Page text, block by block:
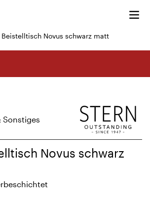
Beistelltisch Novus schwarz matt
Sonstiges
Novus schwarz